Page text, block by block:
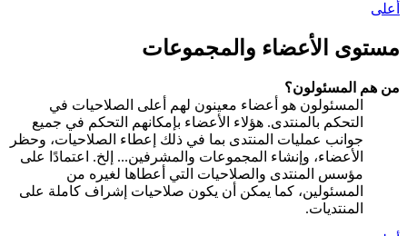
أعلى
مستوى الأعضاء والمجموعات
من هم المسئولون؟
المسئولون هو أعضاء معينون لهم أعلى الصلاحيات في
التحكم بالمنتدى. هؤلاء الأعضاء بإمكانهم التحكم في جميع
جوانب عمليات المنتدى بما في ذلك إعطاء الصلاحيات، وحظر
الأعضاء، وإنشاء المجموعات والمشرفين... إلخ. اعتمادًا على
مؤسس المنتدى والصلاحيات التي أعطاها لغيره من
المسئولين، كما يمكن أن يكون صلاحيات إشراف كاملة على
المنتديات.